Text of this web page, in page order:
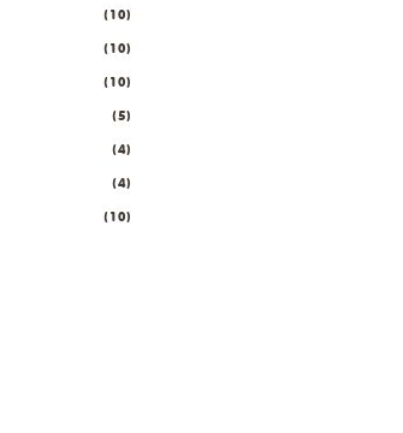
(10)
(10)
(10)
(5)
(4)
(4)
(10)